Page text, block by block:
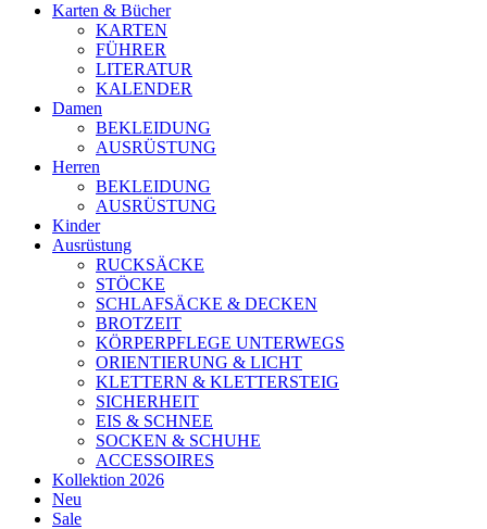
Karten & Bücher
KARTEN
FÜHRER
LITERATUR
KALENDER
Damen
BEKLEIDUNG
AUSRÜSTUNG
Herren
BEKLEIDUNG
AUSRÜSTUNG
Kinder
Ausrüstung
RUCKSÄCKE
STÖCKE
SCHLAFSÄCKE & DECKEN
BROTZEIT
KÖRPERPFLEGE UNTERWEGS
ORIENTIERUNG & LICHT
KLETTERN & KLETTERSTEIG
SICHERHEIT
EIS & SCHNEE
SOCKEN & SCHUHE
ACCESSOIRES
Kollektion 2026
Neu
Sale